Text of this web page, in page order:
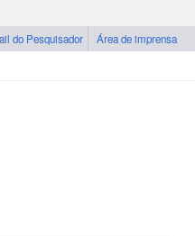
do Pesquisador Área de imprensa